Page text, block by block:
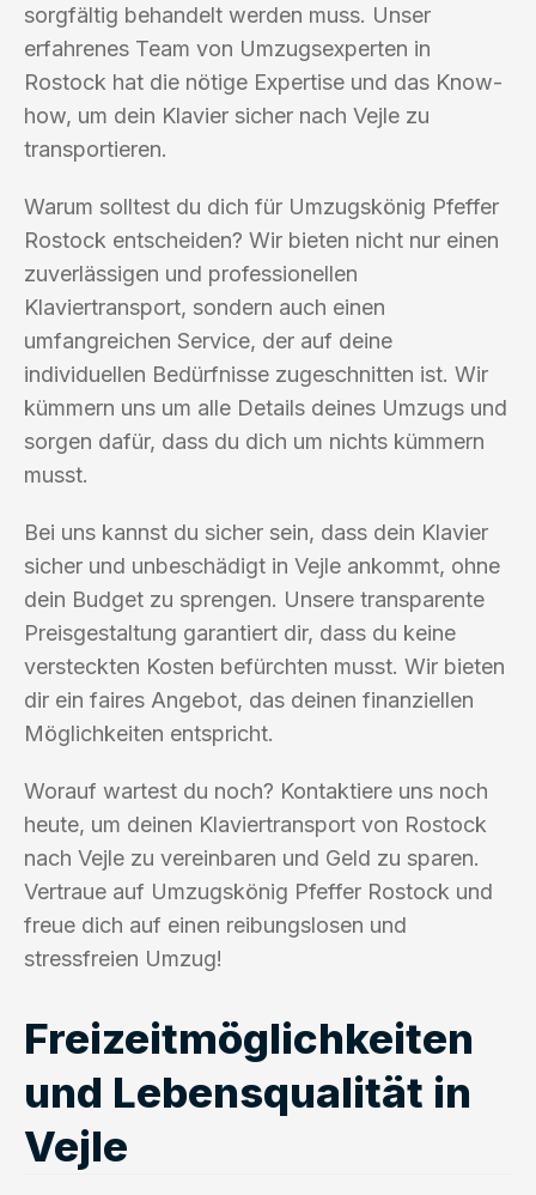
sorgfältig behandelt werden muss. Unser
erfahrenes Team von Umzugsexperten in
Rostock hat die nötige Expertise und das Know-
how, um dein Klavier sicher nach Vejle zu
transportieren.
Warum solltest du dich für Umzugskönig Pfeffer
Rostock entscheiden? Wir bieten nicht nur einen
zuverlässigen und professionellen
Klaviertransport, sondern auch einen
umfangreichen Service, der auf deine
individuellen Bedürfnisse zugeschnitten ist. Wir
kümmern uns um alle Details deines Umzugs und
sorgen dafür, dass du dich um nichts kümmern
musst.
Bei uns kannst du sicher sein, dass dein Klavier
sicher und unbeschädigt in Vejle ankommt, ohne
dein Budget zu sprengen. Unsere transparente
Preisgestaltung garantiert dir, dass du keine
versteckten Kosten befürchten musst. Wir bieten
dir ein faires Angebot, das deinen finanziellen
Möglichkeiten entspricht.
Worauf wartest du noch? Kontaktiere uns noch
heute, um deinen Klaviertransport von Rostock
nach Vejle zu vereinbaren und Geld zu sparen.
Vertraue auf Umzugskönig Pfeffer Rostock und
freue dich auf einen reibungslosen und
stressfreien Umzug!
Freizeitmöglichkeiten
und Lebensqualität in
Vejle